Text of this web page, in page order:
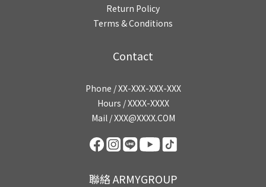
Return Policy
Terms & Conditions
Contact
Phone / XX-XXX-XXX-XXX
Hours / XXXX-XXXX
Mail / XXX@XXXX.COM
聯絡 ARMYGROUP